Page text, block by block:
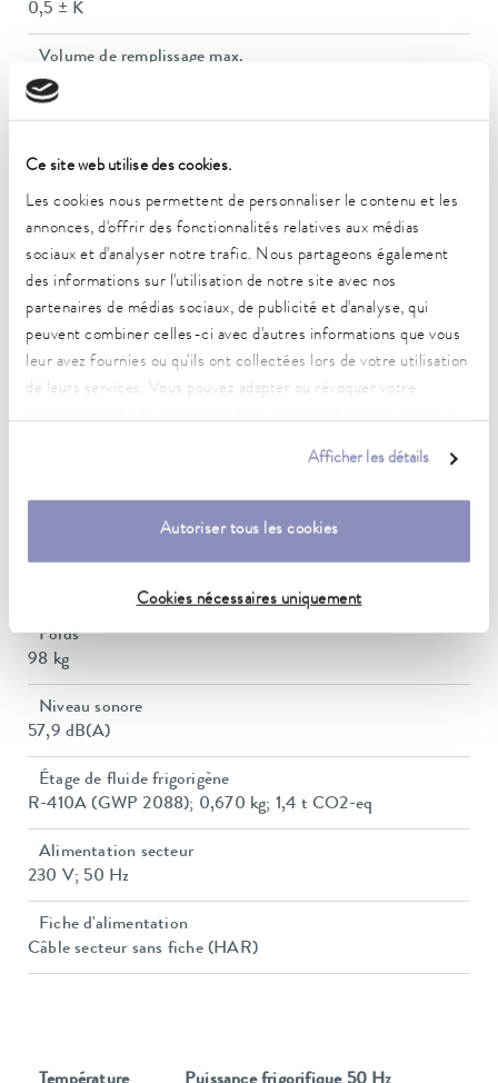
Ce site web utilise des cookies.
Les cookies nous permettent de personnaliser le contenu et les
annonces, d'offrir des fonctionnalités relatives aux médias
sociaux et d'analyser notre trafic. Nous partageons également
des informations sur l'utilisation de notre site avec nos
partenaires de médias sociaux, de publicité et d'analyse, qui
peuvent combiner celles-ci avec d'autres informations que vous
leur avez fournies ou qu'ils ont collectées lors de votre utilisation
de leurs services. Vous pouvez adapter ou révoquer votre
Afficher les détails
Autoriser tous les cookies
Cookies nécessaires uniquement
0,5 ± K
Volume de remplissage max.
12 L
5,5 bar
Pompe Débit max. (pression)
68 L/min
Débit nominal de la pompe
13,8 L/min
13,8 L/min
Entrée/sortie du filetage de raccordement (intérieur)
Dimensions (l x P x H)
510 x 680 x 1042 mm
Poids
98 kg
Niveau sonore
57,9 dB(A)
Étage de fluide frigorigène
R-410A (GWP 2088); 0,670 kg; 1,4 t CO2-eq
Alimentation secteur
230 V; 50 Hz
Fiche d'alimentation
Câble secteur sans fiche (HAR)